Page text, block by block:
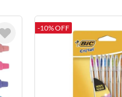
-10% OFF